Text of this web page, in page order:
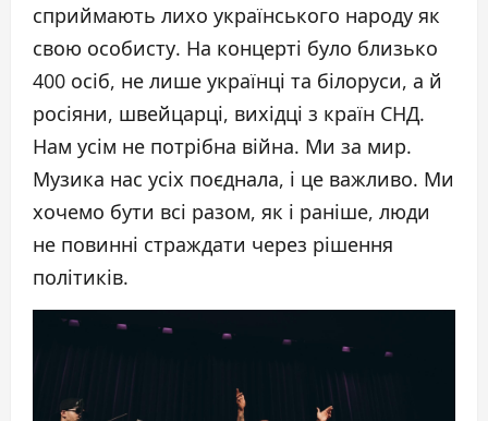
сприймають лихо українського народу як
свою особисту. На концерті було близько
400 осіб, не лише українці та білоруси, а й
росіяни, швейцарці, вихідці з країн СНД.
Нам усім не потрібна війна. Ми за мир.
Музика нас усіх поєднала, і це важливо. Ми
хочемо бути всі разом, як і раніше, люди
не повинні страждати через рішення
політиків.